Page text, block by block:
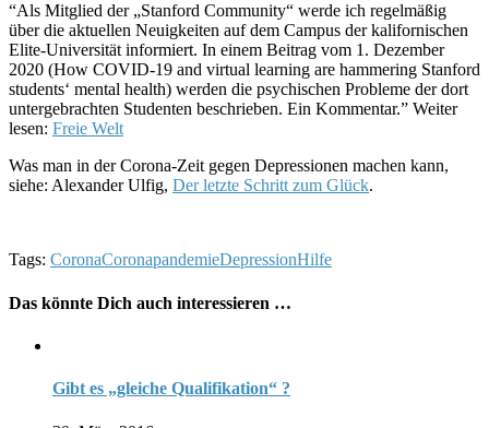
“Als Mitglied der „Stanford Community“ werde ich regelmäßig
über die aktuellen Neuigkeiten auf dem Campus der kalifornischen
Elite-Universität informiert. In einem Beitrag vom 1. Dezember
2020 (How COVID-19 and virtual learning are hammering Stanford
students‘ mental health) werden die psychischen Probleme der dort
untergebrachten Studenten beschrieben. Ein Kommentar.” Weiter
lesen: Freie Welt
Was man in der Corona-Zeit gegen Depressionen machen kann,
siehe: Alexander Ulfig, Der letzte Schritt zum Glück.
Tags: CoronaCoronapandemieDepressionHilfe
Das könnte Dich auch interessieren …
Gibt es „gleiche Qualifikation“ ?